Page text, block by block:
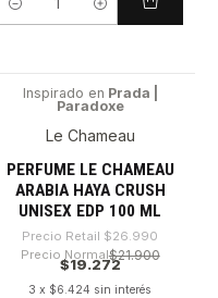
Cantidad
Inspirado en Prada |
Paradoxe
Le Chameau
PERFUME LE CHAMEAU
ARABIA HAYA CRUSH
UNISEX EDP 100 ML
Precio Retail $26.990
Precio Normal$21.900
$19.272
3 x $6.424 sin interés